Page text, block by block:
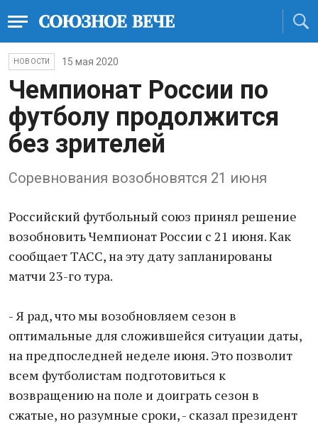
НОВОСТИ 15 мая 2020
Чемпионат России по
футболу продолжится
без зрителей
Соревнования возобновятся 21 июня
Российский футбольный союз принял решение
возобновить Чемпионат России с 21 июня. Как
сообщает ТАСС, на эту дату запланированы
матчи 23-го тура.
- Я рад, что мы возобновляем сезон в
оптимальные для сложившейся ситуации даты,
на предпоследней неделе июня. Это позволит
всем футболистам подготовиться к
возвращению на поле и доиграть сезон в
сжатые, но разумные сроки, - сказал президент